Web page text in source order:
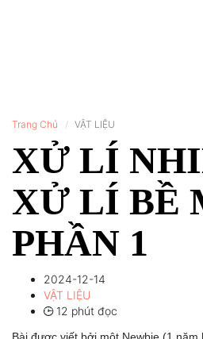
Trang Chủ VẬT LIỆU
XỬ LÍ
XỬ LÍ BỀ
PHẦN 1
2024-12-14
VẬT LIỆU
12 phút đọc